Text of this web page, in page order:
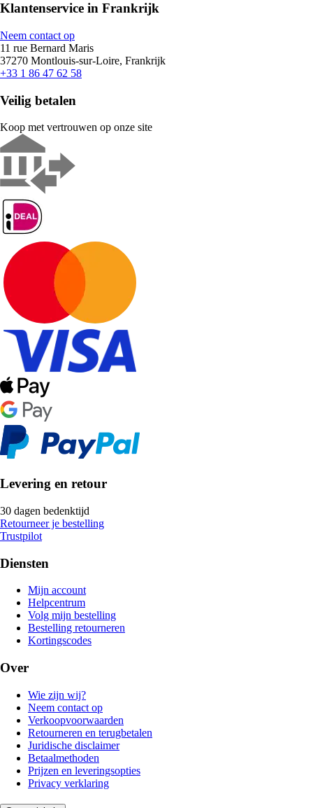
Klantenservice in Frankrijk
Neem contact op
11 rue Bernard Maris
37270 Montlouis-sur-Loire, Frankrijk
+33 1 86 47 62 58
Veilig betalen
Koop met vertrouwen op onze site
Levering en retour
30 dagen bedenktijd
Retourneer je bestelling
Trustpilot
Diensten
Mijn account
Helpcentrum
Volg mijn bestelling
Bestelling retourneren
Kortingscodes
Over
Wie zijn wij?
Neem contact op
Verkoopvoorwaarden
Retourneren en terugbetalen
Juridische disclaimer
Betaalmethoden
Prijzen en leveringsopties
Privacy verklaring